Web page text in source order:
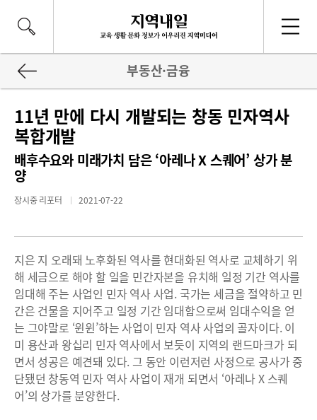
부동산·금융
11년 만에 다시 개발되는 창동 민자역사
복합개발
배후수요와 미래가치 담은 ‘아레나 X 스퀘어’ 상가 분
양
장시중 리포터 2021-07-22
지은 지 오래돼 노후화된 역사를 현대화된 역사로 교체하기 위
해 세금으로 해야 할 일을 민간자본을 유치해 일정 기간 역사를
임대해 주는 사업인 민자 역사 사업. 국가는 세금을 절약하고 민
간은 건물을 지어주고 일정 기간 임대함으로써 임대수익을 얻
는 그야말로 ‘윈윈’하는 사업이 민자 역사 사업의 골자이다. 이
미 용산과 왕십리 민자 역사에서 보듯이 지역의 랜드마크가 되
면서 성공은 예견돼 있다. 그 동안 이런저런 사정으로 공사가 중
단됐던 창동역 민자 역사 사업이 재개 되면서 ‘아레나 X 스퀘
어’의 상가를 분양한다.